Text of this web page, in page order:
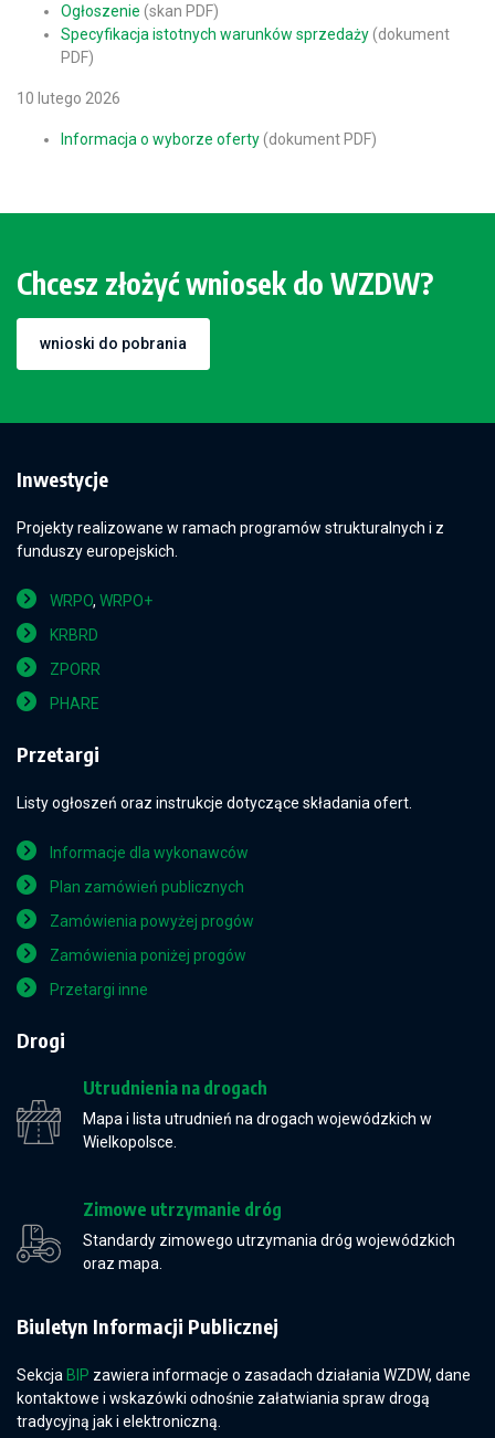
Ogłoszenie (skan PDF)
Specyfikacja istotnych warunków sprzedaży(dokument
PDF)
10 lutego 2026
Informacja o wyborze oferty(dokument PDF)
Chcesz złożyć wniosek do WZDW?
wnioski do pobrania
Inwestycje
Projekty realizowane w ramach programów strukturalnych i z
funduszy europejskich.
WRPO, WRPO+
KRBRD
ZPORR
PHARE
Przetargi
Listy ogłoszeń oraz instrukcje dotyczące składania ofert.
Informacje dla wykonawców
Plan zamówień publicznych
Zamówienia powyżej progów
Zamówienia poniżej progów
Przetargi inne
Drogi
Utrudnienia na drogach
Mapa i lista utrudnień na drogach wojewódzkich w
Wielkopolsce.
Zimowe utrzymanie dróg
Standardy zimowego utrzymania dróg wojewódzkich
oraz mapa.
Biuletyn Informacji Publicznej
Sekcja BIP zawiera informacje o zasadach działania WZDW, dane
kontaktowe i wskazówki odnośnie załatwiania spraw drogą
tradycyjną jak i elektroniczną.